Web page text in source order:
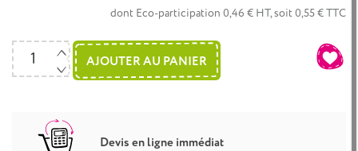
dont Eco-participation 0,46 € HT, soit 0,55 € TTC
AJOUTER AU PANIER
Devis en ligne immédiat